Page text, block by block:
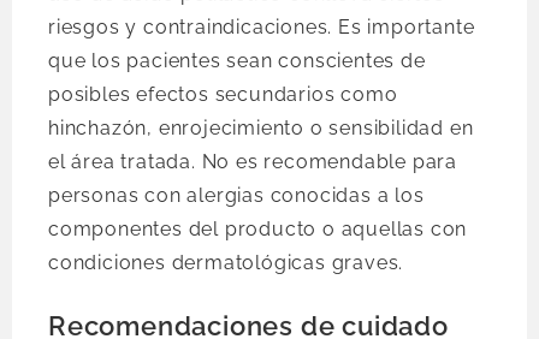
riesgos y contraindicaciones. Es importante
que los pacientes sean conscientes de
posibles efectos secundarios como
hinchazón, enrojecimiento o sensibilidad en
el área tratada. No es recomendable para
personas con alergias conocidas a los
componentes del producto o aquellas con
condiciones dermatológicas graves.
Recomendaciones de cuidado